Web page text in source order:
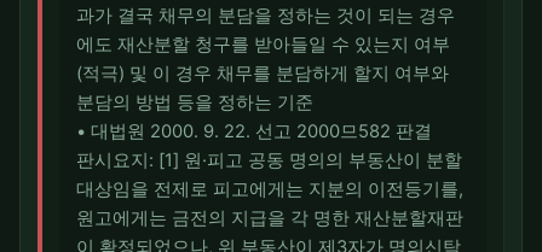
과가 결국 채무의 분담을 정하는 것이 되는 경우
에도 재산분할 청구를 받아들일 수 있는지 여부
(적극) 및 이 경우 채무를 분담하게 할지 여부와
분담의 방법 등을 정하는 기준
• 대법원 2000. 9. 22. 선고 2000므582 판결
판시요지: [1] 원·피고 공동 명의의 부동산이 분할
대상임을 전제로 피고에게는 지분의 이전등기를,
원고에게는 금전의 지급을 각 명한 재산분할재판
이 확정되었으나, 위 부동산이 제3자가 명의신탁